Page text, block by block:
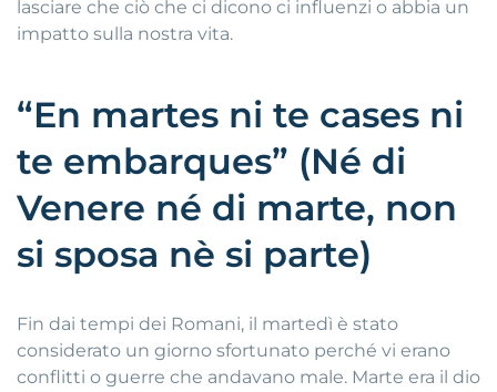
lasciare che ciò che ci dicono ci influenzi o abbia un
impatto sulla nostra vita.
“En martes ni te cases ni
te embarques” (Né di
Venere né di marte, non
si sposa nè si parte)
Fin dai tempi dei Romani, il martedì è stato
considerato un giorno sfortunato perché vi erano
conflitti o guerre che andavano male. Marte era il dio